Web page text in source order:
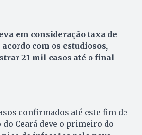
em consideração taxa de
com os estudiosos,
21 mil casos até o final
confirmados até este fim de
do Ceará deve o primeiro do